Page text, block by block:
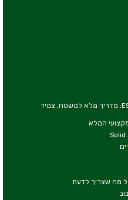
איך מקימים עמדת עבודה מוגנת ESD: מדריך מלא למשטח, צמיד
המלא
מה שצריך לדעת